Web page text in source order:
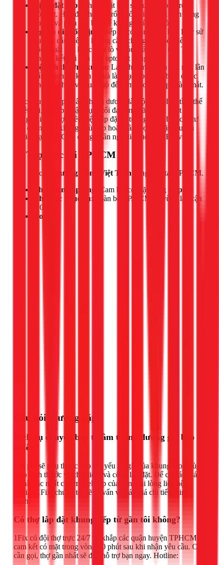
Vị trí đặt bếp:
Không đặt bếp sát tường hoặc trong
góc kẹt. Hãy để khoảng trống tối thiểu 10-15cm xung
quanh và phía sau bếp để không khí lưu thông.
Nguồn điện ổn định:
Bếp từ có công suất lớn. Hãy sử
dụng ổ cắm riêng, không cắm chung với các thiết bị
công suất cao khác như lò vi sóng, ấm siêu tốc. Tốt
nhất là kết nối qua một aptomat riêng.
Vệ sinh thường xuyên: Lau chùi mặt kính sau mỗi lần
nấu. Định kỳ kiểm tra và làm sạch bụi bẩn bám ở các
khe tản nhiệt và quạt gió để đảm bảo hiệu quả làm mát.
Việc chuyển bếp từ âm thành dương là một giải pháp tình thế
tuyệt vời, giúp bạn tận dụng tối đa công năng của thiết bị
trong khi chờ đợi điều kiện lắp đặt lý tưởng. Nếu bạn cần tư
vấn chọn mua khung phù hợp hoặc cần thợ lắp đặt chuyên
nghiệp tại TPHCM, đừng ngần ngại liên hệ với 1Fix.vn.
📍 Thợ trực tại TPHCM
Đội thợ của Trương Công Việt Trân đang trực tại TPHCM.
Thời gian đáp ứng:
Cam kết có mặt trong
30 phút
Khu vực phục vụ:
Toàn bộ TP.HCM và vùng lân cận
(50km)
Hotline:
Câu hỏi thường gặp
Dịch vụ chuyển bếp từ âm thành dương giá bao
nhiêu?
Chi phí sẽ phụ thuộc vào hai yếu tố: giá của khung inox (tùy
theo kích thước và chất liệu) và công lắp đặt. Để có báo giá
chính xác nhất cho model bếp của bạn, vui lòng liên hệ
hotline 1Fix, chúng tôi sẽ tư vấn và báo giá chi tiết, minh
bạch.
Có thợ lắp đặt khung bếp từ gần tôi không?
1Fix có đội thợ trực 24/7 tại khắp các quận huyện TPHCM,
cam kết có mặt trong vòng 30 phút sau khi nhận yêu cầu. Chỉ
cần gọi, thợ gần nhất sẽ đến hỗ trợ bạn ngay. Hotline: